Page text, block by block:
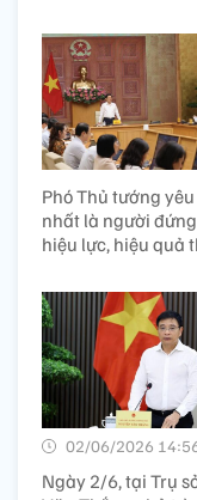
Phó Thủ tướng
nhất là người
hiệu lực, hiệu quả
02/06/2026
Ngày 2/6, tại Trụ